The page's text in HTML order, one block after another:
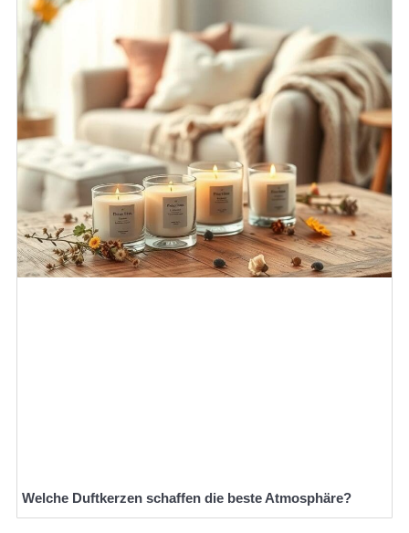
Welche Duftkerzen schaffen die beste Atmosphäre?